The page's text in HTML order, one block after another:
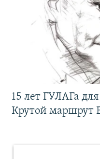
15 лет ГУЛАГа
Крутой маршрут